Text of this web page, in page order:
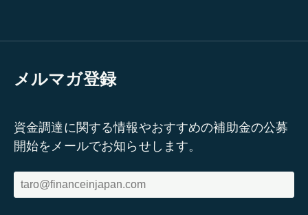
メルマガ登録
資金調達に関する情報やおすすめの補助金の公募
開始をメールでお知らせします。